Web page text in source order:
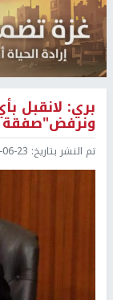
بري: لانقبل
ونرفض"صفقة
تم النشر بتاريخ: 16:50